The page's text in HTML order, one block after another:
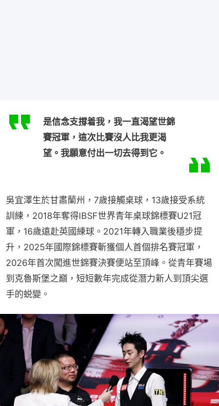
是信念支撐着我，我一直渴望世錦
賽冠軍，這次比賽沒人比我更渴
望。我願意付出一切去得到它。
吳宜澤生於甘肅蘭州，7歲接觸桌球，13歲接受系統
訓練，2018年奪得IBSF世界青年桌球錦標賽U21冠
軍，16歲遠赴英國練球。2021年轉入職業後穩步提
升，2025年國際錦標賽斬獲個人首個排名賽冠軍，
2026年首次闖進世錦賽決賽便站至頂峰。從青年賽場
到克魯斯堡之巔，短短數年完成從潛力新人到頂尖選
手的蜕變。